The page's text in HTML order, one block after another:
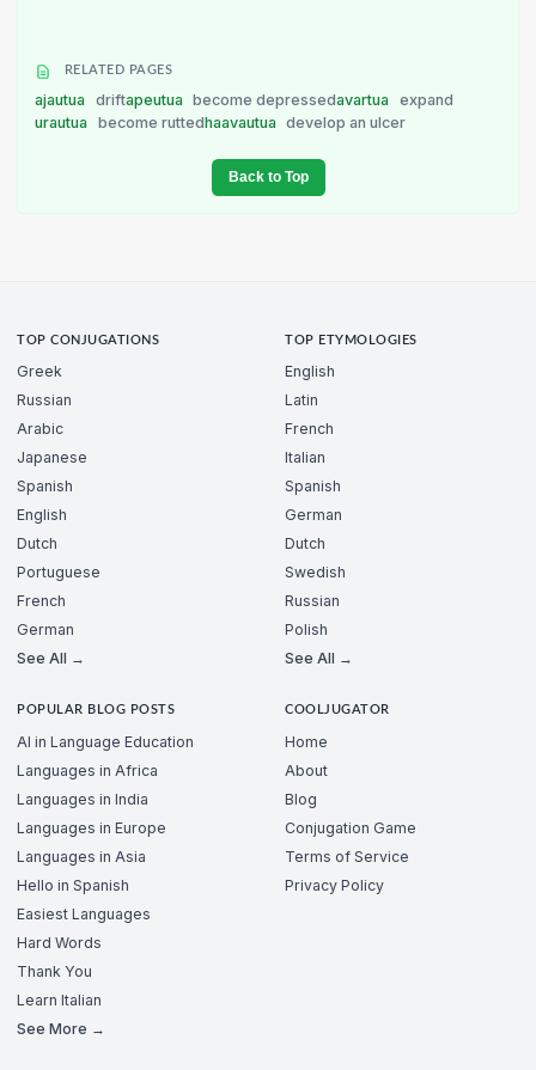
RELATED PAGES
ajautua driftapeutua become depressedavartua
expand
urautua
become ruttedhaavautua develop an ulcer
Back to Top
TOP CONJUGATIONS
Greek
Russian
Arabic
Japanese
Spanish
English
Dutch
Portuguese
French
German
See All →
TOP ETYMOLOGIES
English
Latin
French
Italian
Spanish
German
Dutch
Swedish
Russian
Polish
See All →
POPULAR BLOG POSTS
AI in Language Education
Languages in Africa
Languages in India
Languages in Europe
Languages in Asia
Hello in Spanish
Easiest Languages
Hard Words
Thank You
Learn Italian
See More →
COOLJUGATOR
Home
About
Blog
Conjugation Game
Terms of Service
Privacy Policy